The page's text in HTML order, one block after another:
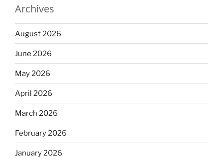
Archives
August 2026
June 2026
May 2026
April 2026
March 2026
February 2026
January 2026